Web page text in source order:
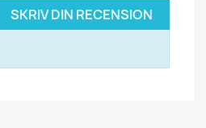
SKRIV DIN RECENSION